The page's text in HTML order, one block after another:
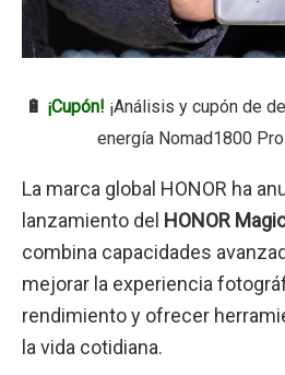
🔋 ¡Cupón! ¡Análisis y cupón de
energía Nomad1800
La marca global HONOR ha
lanzamiento del HONOR
combina capacidades
mejorar la experiencia
rendimiento y ofrecer
la vida cotidiana.